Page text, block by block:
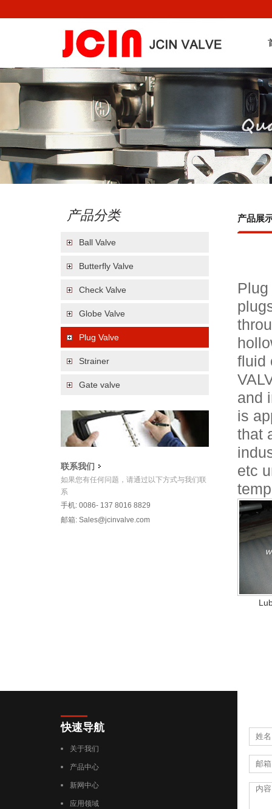
产品分类
Ball Valve
Butterfly Valve
Check Valve
Globe Valve
Plug Valve
Strainer
Gate valve
联系我们
如果您有任何问题，请通过以下方式与我们联
系
手机: 0086- 137 8016 8829
邮箱: Sales@jcinvalve.com
产品展
fluid
and
is
that
etc
快速导航
关于我们
产品中心
新网中心
应用领域